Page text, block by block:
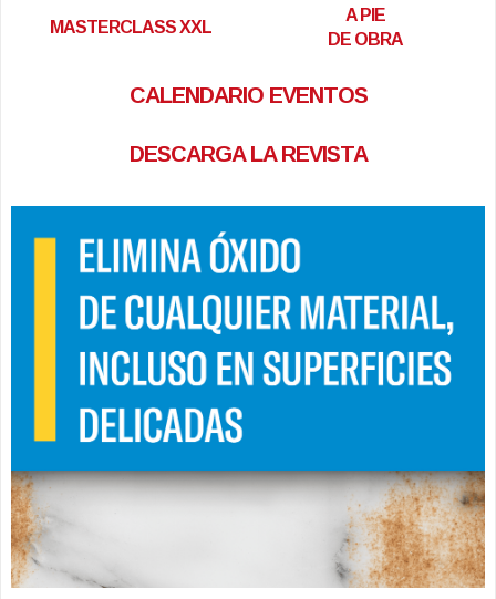
MASTERCLASS XXL
A PIE
DE OBRA
CALENDARIO EVENTOS
DESCARGA LA REVISTA